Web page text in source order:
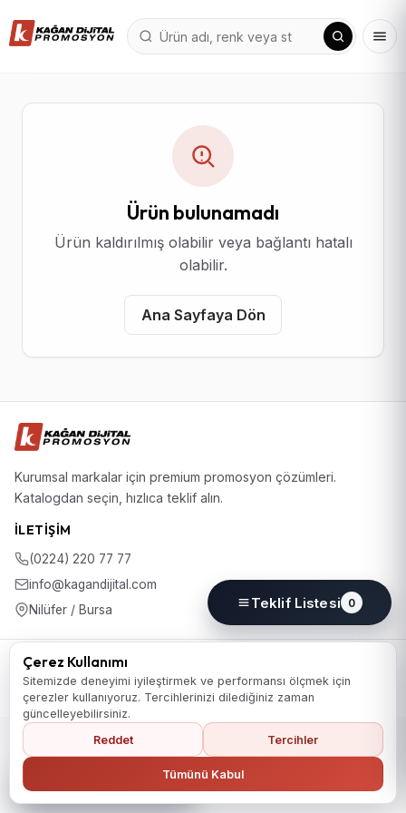
Ürün bulunamadı
Ürün kaldırılmış olabilir veya bağlantı hatalı
olabilir.
Ana Sayfaya Dön
Kurumsal markalar için premium promosyon çözümleri.
Katalogdan seçin, hızlıca teklif alın.
İLETIŞIM
(0224) 220 77 77
info@kagandijital.com
Nilüfer / Bursa
© 2026 KD Promosyon. Tüm hakları saklıdır.
KoleksiyonHakkımızdaİletişimKVKK Aydınlatma Metni
Gizlilik PolitikasıÇerez PolitikasıÇerez Tercihleri
Ana Sayfaya Dön
Teklif Listesi 0
Çerez Kullanımı
Sitemizde deneyimi iyileştirmek ve performansı ölçmek için
çerezler kullanıyoruz. Tercihlerinizi dilediğiniz zaman
güncelleyebilirsiniz.
Reddet
Tercihler
Tümünü Kabul